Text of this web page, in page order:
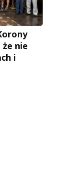
że nie
i